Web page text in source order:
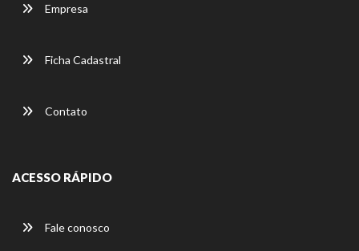
Empresa
Ficha Cadastral
Contato
ACESSO RÁPIDO
Fale conosco